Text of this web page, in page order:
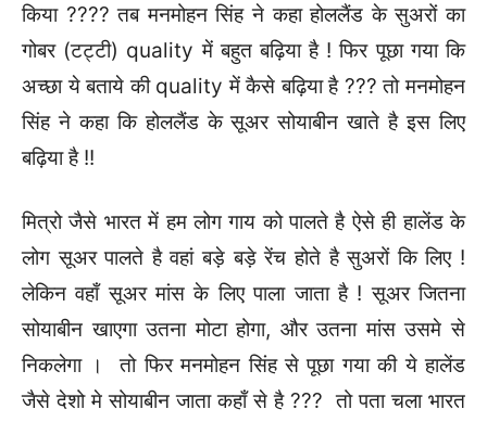
किया ???? तब मनमोहन सिंह ने कहा होललैंड के सुअरों का
गोबर (टट्टी) quality में बहुत बढ़िया है ! फिर पूछा गया कि
अच्छा ये बताये की quality में कैसे बढ़िया है ??? तो मनमोहन
सिंह ने कहा कि होललैंड के सूअर सोयाबीन खाते है इस लिए
बढ़िया है !!
मित्रो जैसे भारत में हम लोग गाय को पालते है ऐसे ही हालेंड के
लोग सूअर पालते है वहां बड़े बड़े रेंच होते है सुअरों कि लिए !
लेकिन वहाँ सूअर मांस के लिए पाला जाता है ! सूअर जितना
सोयाबीन खाएगा उतना मोटा होगा, और उतना मांस उसमे से
निकलेगा । तो फिर मनमोहन सिंह से पूछा गया की ये हालेंड
जैसे देशो मे सोयाबीन जाता कहाँ से है ??? तो पता चला भारत